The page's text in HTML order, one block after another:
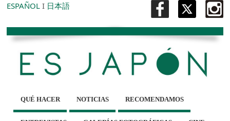
ESPAÑOL I 日本語
QUÉ HACER NOTICIAS RECOMENDAMOS